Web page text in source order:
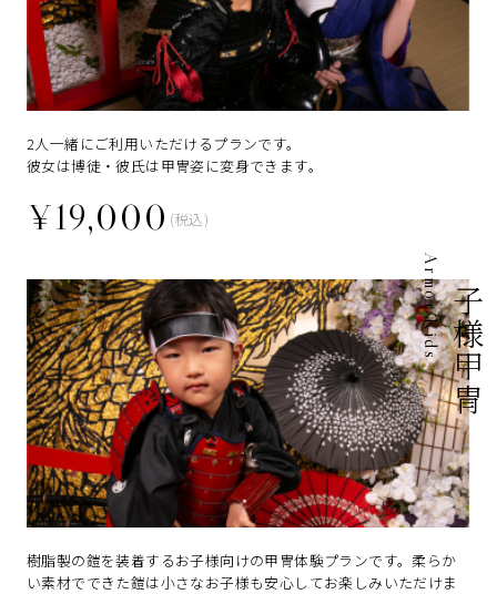
2人一緒にご利用いただけるプランです。
彼女は博徒・彼氏は甲冑姿に変身できます。
¥19,000 (税込)
お子様甲冑
Armor Kids
樹脂製の鎧を装着するお子様向けの甲冑体験プランです。柔らか
い素材でできた鎧は小さなお子様も安心してお楽しみいただけま